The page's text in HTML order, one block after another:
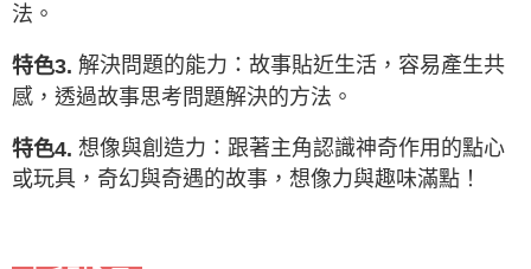
法。
特色3. 解決問題的能力：故事貼近生活，容易產生共
感，透過故事思考問題解決的方法。
特色4. 想像與創造力：跟著主角認識神奇作用的點心
或玩具，奇幻與奇遇的故事，想像力與趣味滿點！